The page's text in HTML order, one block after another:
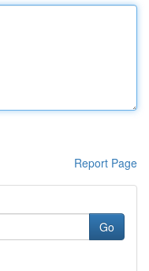
Report Page
Go